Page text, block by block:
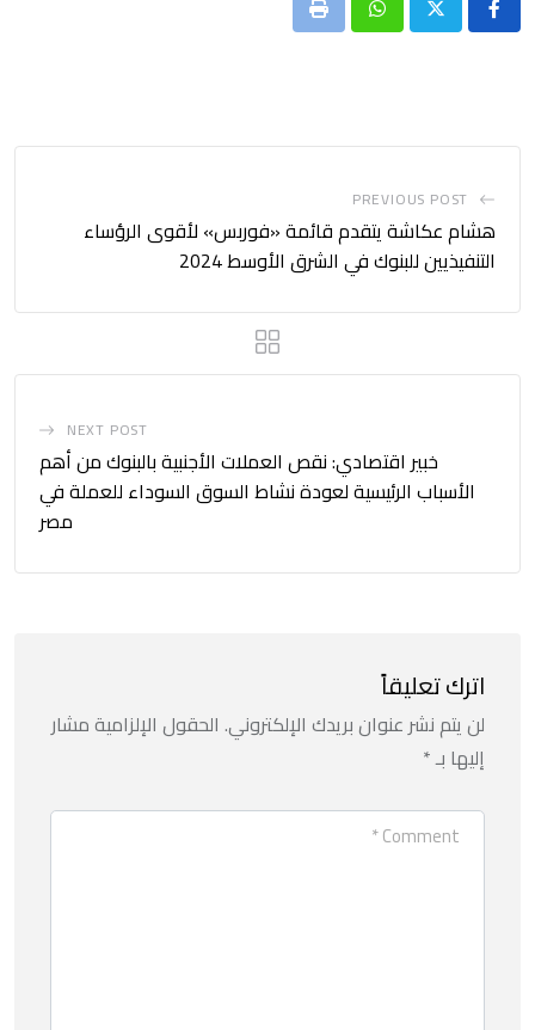
Whatsapp
Print
PREVIOUS POST
هشام عكاشة يتقدم قائمة «فوربس» لأقوى الرؤساء
التنفيذيين للبنوك في الشرق الأوسط 2024
NEXT POST
خبير اقتصادي: نقص العملات الأجنبية بالبنوك من أهم
الأسباب الرئيسية لعودة نشاط السوق السوداء للعملة في
مصر
اترك تعليقاً
لن يتم نشر عنوان بريدك الإلكتروني. الحقول الإلزامية مشار
إليها بـ*